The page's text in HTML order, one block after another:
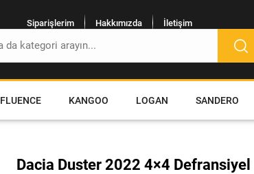
Siparişlerim Hakkımızda İletişim
FLUENCE KANGOO LOGAN SANDERO
Dacia Duster 2022 4×4 Defransiyel